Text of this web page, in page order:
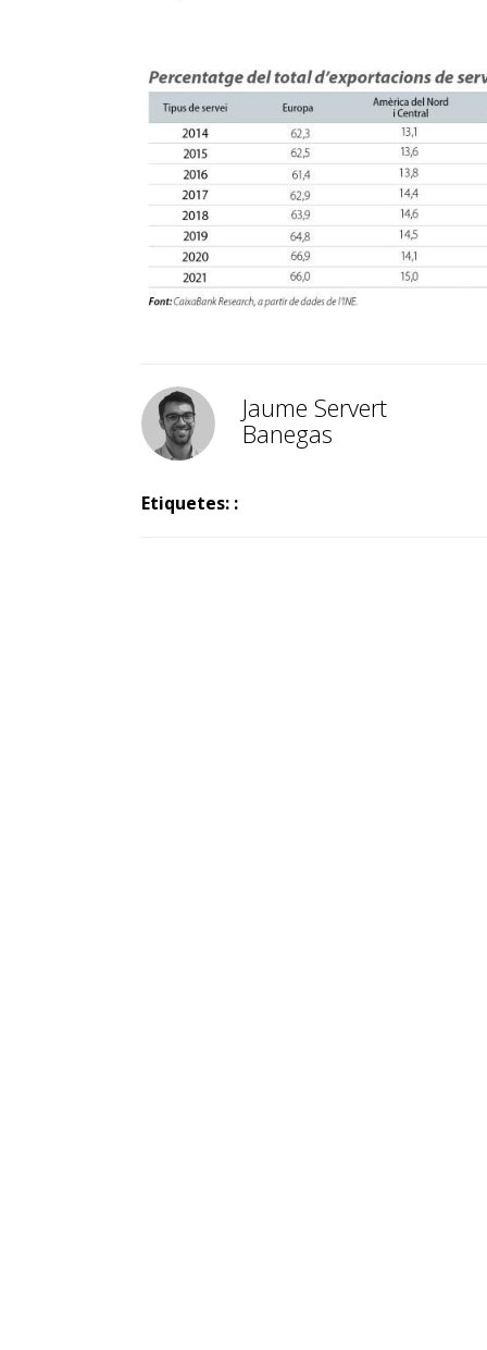
Jaume Servert
Banegas
Etiquetes: